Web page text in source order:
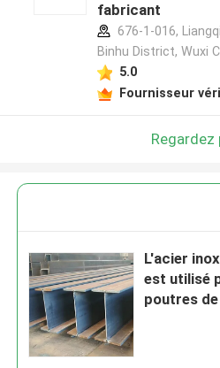
fabricant
676-1-016,
Binhu District, Wuxi
5.0
Fournisseur
Regardez
L'acier
est utilisé
poutres